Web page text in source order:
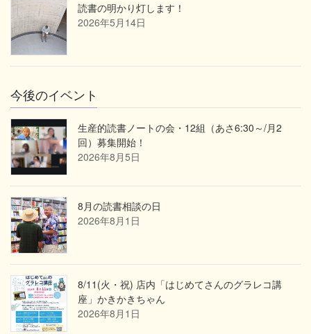
読書の明かり灯します！
2026年5月14日
今後のイベント
生産的読書ノートの会・12組（あさ6:30～/月2
回）募集開始！
2026年8月5日
8月の読書相談の日
2026年8月1日
8/11(火・祝) 店内「はじめてさんのグラレコ講
座」かきかきちゃん
2026年8月1日